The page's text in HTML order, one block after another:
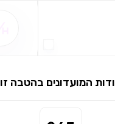
שיתוף
הטבה זו ניתן רק לחברי
המועדונים בהטבה זו